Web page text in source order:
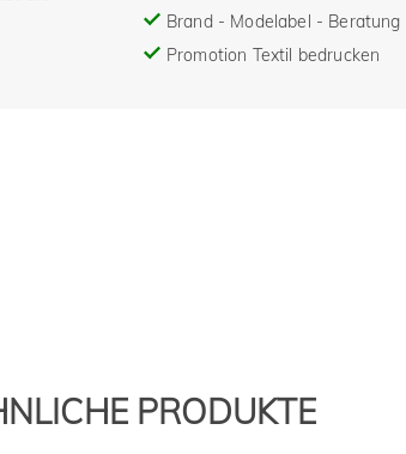
Brand - Modelabel - Beratung
Promotion Textil bedrucken
PRODUKTE